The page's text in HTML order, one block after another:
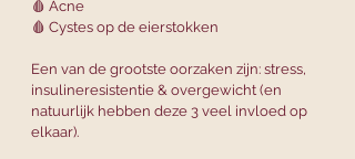
🩸 Acne
🩸 Cystes op de eierstokken
Een van de grootste oorzaken zijn: stress,
insulineresistentie & overgewicht (en
natuurlijk hebben deze 3 veel invloed op
elkaar).